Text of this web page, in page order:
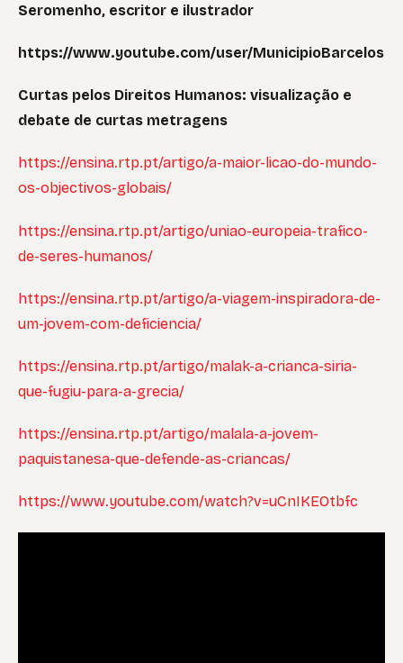
Seromenho, escritor e ilustrador
https://www.youtube.com/user/MunicipioBarcelos
Curtas pelos Direitos Humanos: visualização e
debate de curtas metragens
https://ensina.rtp.pt/artigo/a-maior-licao-do-mundo-
os-objectivos-globais/
https://ensina.rtp.pt/artigo/uniao-europeia-trafico-
de-seres-humanos/
https://ensina.rtp.pt/artigo/a-viagem-inspiradora-de-
um-jovem-com-deficiencia/
https://ensina.rtp.pt/artigo/malak-a-crianca-siria-
que-fugiu-para-a-grecia/
https://ensina.rtp.pt/artigo/malala-a-jovem-
paquistanesa-que-defende-as-criancas/
https://www.youtube.com/watch?v=uCnIKEOtbfc